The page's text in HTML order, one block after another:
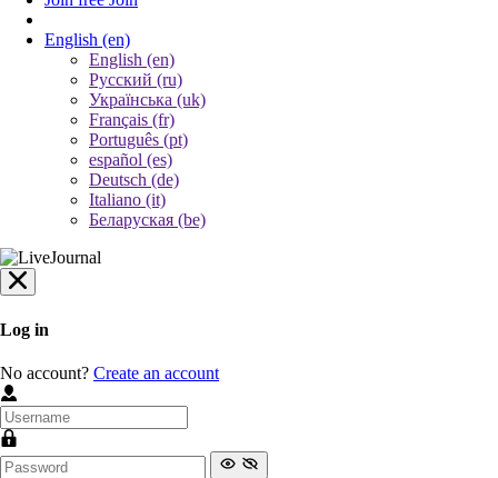
English (en)
English (en)
Русский (ru)
Українська (uk)
Français (fr)
Português (pt)
español (es)
Deutsch (de)
Italiano (it)
Беларуская (be)
Log in
No account? Create an account